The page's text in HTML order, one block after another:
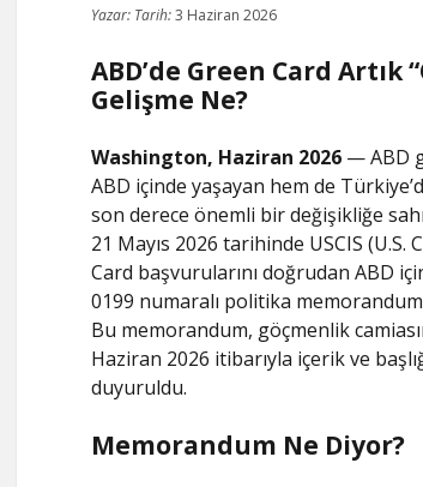
Yazar: Tarih:3 Haziran 2026
ABD’de Green Card Artık
Gelişme Ne?
Washington, Haziran 2026— ABD
ABD içinde yaşayan hem de
son derece önemli bir değişikliğe
21 Mayıs 2026 tarihinde USCIS
Card başvurularını doğrudan ABD
0199 numaralı politika
Bu memorandum, göçmenlik
Haziran 2026 itibarıyla içerik ve
duyuruldu.
Memorandum Ne Diyor?